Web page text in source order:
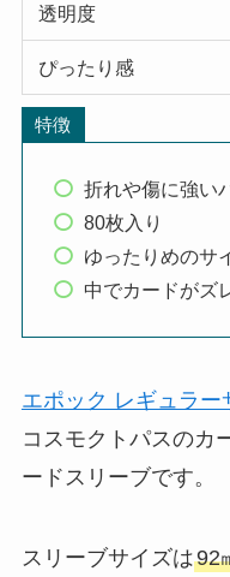
透明度
ぴったり感
特徴
折れや傷に強い
80枚入り
ゆったりめのサ
中でカードがズ
エポック レギュラー
コスモクトパスのカ
ードスリーブです。
スリーブサイズは92